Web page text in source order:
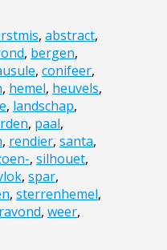
, abstract,
, bergen,
, conifeer,
, hemel, heuvels,
, landschap,
, paal,
, rendier, santa,
, silhouet,
, spar,
, sterrenhemel,
, weer,